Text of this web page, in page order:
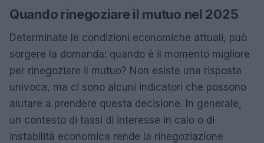
Quando rinegoziare il mutuo nel 2025
Determinate le condizioni economiche attuali, può
sorgere la domanda: quando è il momento migliore
per rinegoziare il mutuo? Non esiste una risposta
univoca, ma ci sono alcuni indicatori che possono
aiutare a prendere questa decisione. In generale,
un contesto di tassi di interesse in calo o di
instabilità economica rende la rinegoziazione